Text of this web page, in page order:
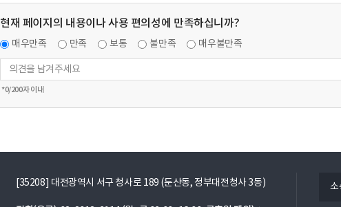
현재 페이지의 내용이나 사용 편의성에 만족하십니까?
매우만족 만족 보통 불만족 매우불만족
*0/200자 이내
[35208] 대전광역시 서구 청사로 189 (둔산동, 정부대전청사 3동) 소